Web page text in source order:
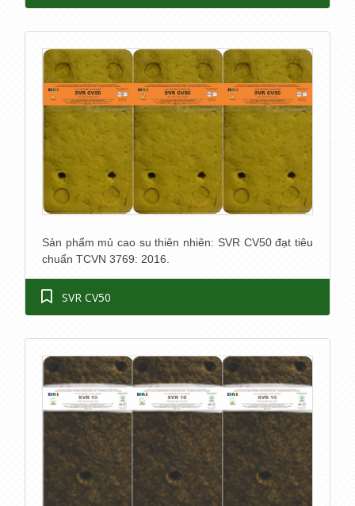
Sản phẩm mủ cao su thiên nhiên: SVR CV50 đạt tiêu
chuẩn TCVN 3769: 2016.
SVR CV50